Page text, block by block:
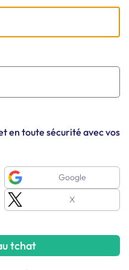
tchat
en toute sécurité avec vos
Google
X